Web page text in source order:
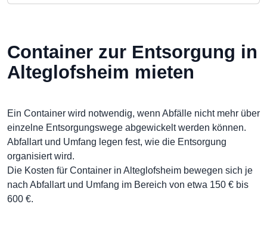
Container zur Entsorgung in
Alteglofsheim mieten
Ein Container wird notwendig, wenn Abfälle nicht mehr über
einzelne Entsorgungswege abgewickelt werden können.
Abfallart und Umfang legen fest, wie die Entsorgung
organisiert wird.
Die Kosten für Container in Alteglofsheim bewegen sich je
nach Abfallart und Umfang im Bereich von etwa 150 € bis
600 €.